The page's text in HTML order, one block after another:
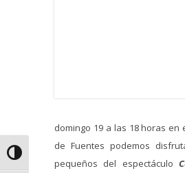
Alternar alto contraste
domingo 19 a las 18 horas en
de Fuentes podemos
pequeños del espectáculo